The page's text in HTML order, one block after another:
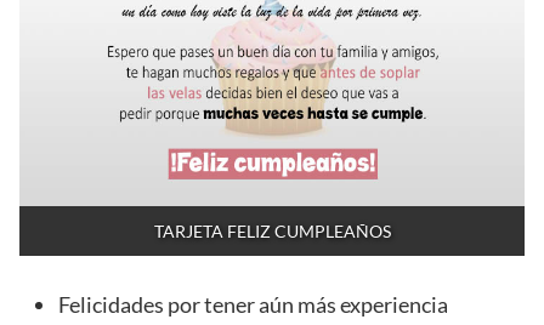
TARJETA FELIZ CUMPLEAÑOS
Felicidades por tener aún más experiencia